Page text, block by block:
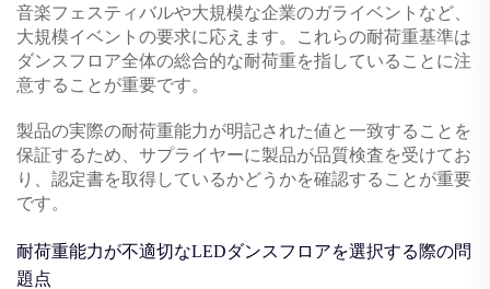
音楽フェスティバルや大規模な企業のガライベントなど、
大規模イベントの要求に応えます。これらの耐荷重基準は
ダンスフロア全体の総合的な耐荷重を指していることに注
意することが重要です。
製品の実際の耐荷重能力が明記された値と一致することを
保証するため、サプライヤーに製品が品質検査を受けてお
り、認定書を取得しているかどうかを確認することが重要
です。
耐荷重能力が不適切なLEDダンスフロアを選択する際の問
題点